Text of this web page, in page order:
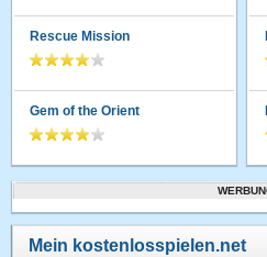
Rescue Mission
Gem of the Orient
Mein kostenlosspielen.net